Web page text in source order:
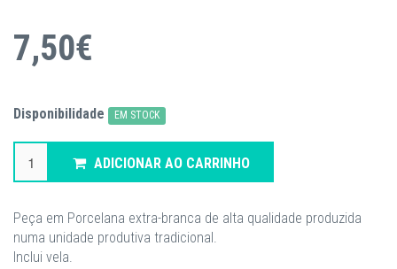
7,50€
Disponibilidade EM STOCK
ADICIONAR AO CARRINHO
Peça em Porcelana extra-branca de alta qualidade produzida
numa unidade produtiva tradicional.
Inclui vela.